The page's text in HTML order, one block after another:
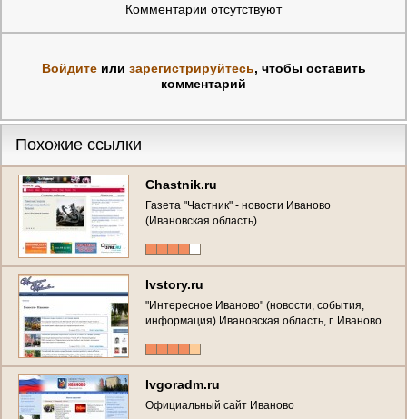
Комментарии отсутствуют
Войдитеили зарегистрируйтесь, чтобы оставить
комментарий
Похожие ссылки
Chastnik.ru
Газета "Частник" - новости Иваново
(Ивановская область)
Ivstory.ru
"Интересное Иваново" (новости, события,
информация) Ивановская область, г. Иваново
Ivgoradm.ru
Официальный сайт Иваново